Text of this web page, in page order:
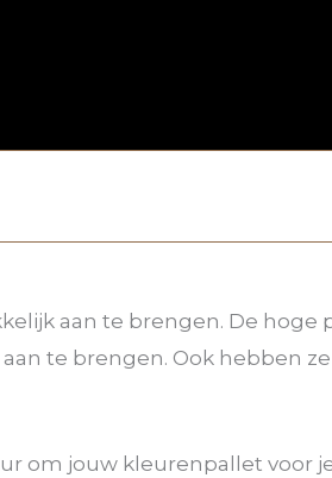
aan te brengen. De
te brengen. Ook hebben
om jouw kleurenpallet voor